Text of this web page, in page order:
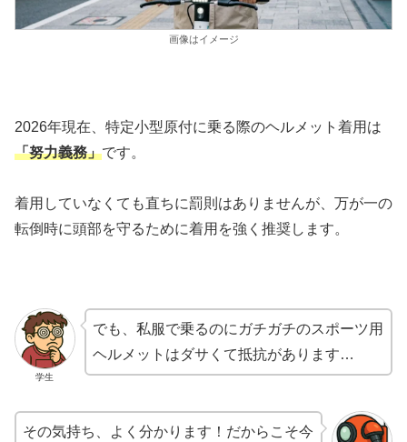
画像はイメージ
2026年現在、特定小型原付に乗る際のヘルメット着用は
「努力義務」です。
着用していなくても直ちに罰則はありませんが、万が一の
転倒時に頭部を守るために着用を強く推奨します。
学生
でも、私服で乗るのにガチガチのスポーツ用
ヘルメットはダサくて抵抗があります…
その気持ち、よく分かります！だからこそ今